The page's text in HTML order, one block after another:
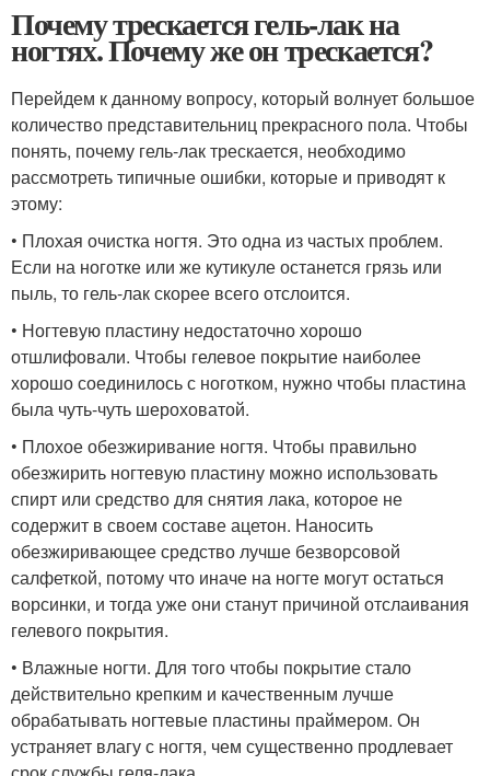
Почему трескается гель-лак на
ногтях. Почему же он трескается?
Перейдем к данному вопросу, который волнует большое
количество представительниц прекрасного пола. Чтобы
понять, почему гель-лак трескается, необходимо
рассмотреть типичные ошибки, которые и приводят к
этому:
• Плохая очистка ногтя. Это одна из частых проблем.
Если на ноготке или же кутикуле останется грязь или
пыль, то гель-лак скорее всего отслоится.
• Ногтевую пластину недостаточно хорошо
отшлифовали. Чтобы гелевое покрытие наиболее
хорошо соединилось с ноготком, нужно чтобы пластина
была чуть-чуть шероховатой.
• Плохое обезжиривание ногтя. Чтобы правильно
обезжирить ногтевую пластину можно использовать
спирт или средство для снятия лака, которое не
содержит в своем составе ацетон. Наносить
обезжиривающее средство лучше безворсовой
салфеткой, потому что иначе на ногте могут остаться
ворсинки, и тогда уже они станут причиной отслаивания
гелевого покрытия.
• Влажные ногти. Для того чтобы покрытие стало
действительно крепким и качественным лучше
обрабатывать ногтевые пластины праймером. Он
устраняет влагу с ногтя, чем существенно продлевает